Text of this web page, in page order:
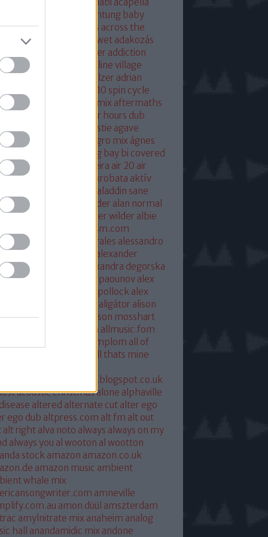
achtung baby
acoustic christmas across the
actress ac wet adakozás
adam weissler addiction
adrenaline
adrenaline village
adrian hielholzer adrian
ae10 spin cycle
afghan surgery mix aftermaths
after hours dub
agatha christie agave
agent orange aggro mix ágnes
ahk toong bay bi covered
berry airto moreira air 20 air
aix les baines akrobata aktív
aladdin sane
alan mcgee alan moulder alan normal
wilder
alber wilder albie
albumism.com
alejandro morales alessandro
alexander kowalski
alexander
alexander ridha
alexandra degorska
savior
alexandre paounov alex
alex pollock alex
aligátor alison
alkohol
allison mosshart
allmusic.com allmusic.fom
all hallows templom all of
all thats mine
acoustic christmasalone alphaville
altered alternate cut alter ego
ego dub altpress.com alt fm alt out
alt right alva noto always always on my
always you al wooton al wootton
stock amazon amazon.co.uk
amazon music ambient
whale mix
amneville
amon düül amszterdam
amylnitrate mix anaheim analog
hall
anandamidic mix andone